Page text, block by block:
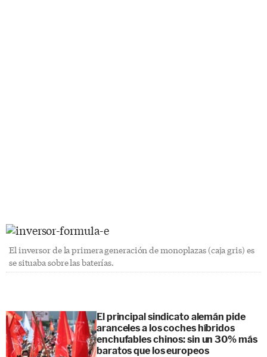
El inversor de la primera generación de monoplazas (caja gris) es
se situaba sobre las baterías.
El principal sindicato alemán pide
aranceles a los coches híbridos
enchufables chinos: sin un 30% más
baratos que los europeos